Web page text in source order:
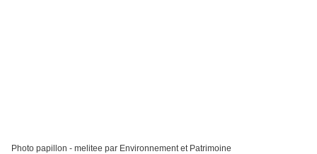
Photo papillon - melitee par Environnement et Patrimoine